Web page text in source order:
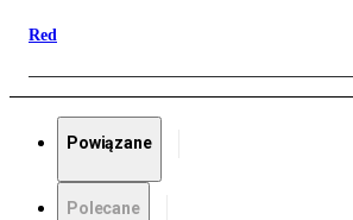
Red
Powiązane
Polecane